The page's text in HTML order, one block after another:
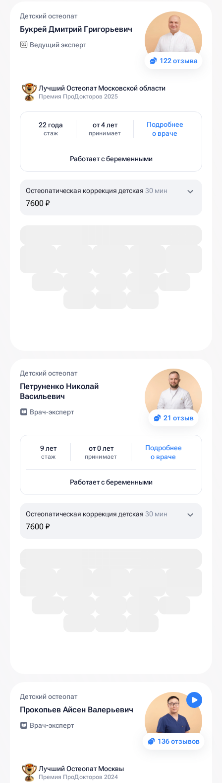
122 отзыва
Детский остеопат
Букрей Дмитрий Григорьевич
Ведущий эксперт
Лучший Остеопат Московской области
Премия ПроДокторов 2025
22 года
стаж
от 4 лет
принимает
Подробнее
о враче
Работает с беременными
Остеопатическая коррекция детская 30 мин
7600 ₽
21 отзыв
Детский остеопат
Петруненко Николай
Васильевич
Врач-эксперт
9 лет
стаж
от 0 лет
принимает
Подробнее
о враче
Работает с беременными
Остеопатическая коррекция детская 30 мин
7600 ₽
136 отзывов
Детский остеопат
Прокопьев Айсен Валерьевич
Врач-эксперт
Лучший Остеопат Москвы
Премия ПроДокторов 2024